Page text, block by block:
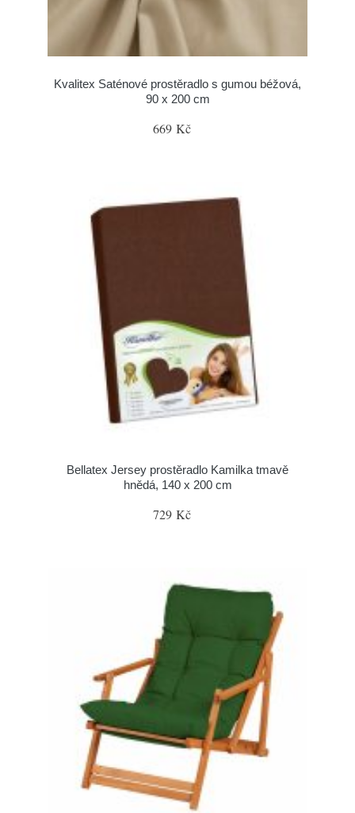
Kvalitex Saténové prostěradlo s gumou béžová,
90 x 200 cm
669 Kč
Bellatex Jersey prostěradlo Kamilka tmavě
hnědá, 140 x 200 cm
729 Kč